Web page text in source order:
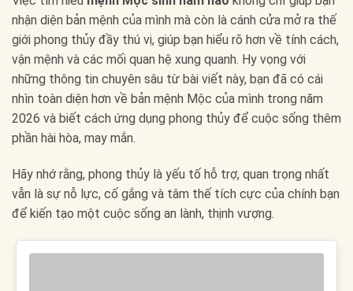
nhận diện bản mệnh của mình mà còn là cánh cửa mở ra thế
giới phong thủy đầy thú vị, giúp bạn hiểu rõ hơn về tính cách,
vận mệnh và các mối quan hệ xung quanh. Hy vọng với
những thông tin chuyên sâu từ bài viết này, bạn đã có cái
nhìn toàn diện hơn về bản mệnh Mộc của mình trong năm
2026 và biết cách ứng dụng phong thủy để cuộc sống thêm
phần hài hòa, may mắn.
Hãy nhớ rằng, phong thủy là yếu tố hỗ trợ, quan trọng nhất
vẫn là sự nỗ lực, cố gắng và tâm thế tích cực của chính bạn
để kiến tạo một cuộc sống an lành, thịnh vượng.